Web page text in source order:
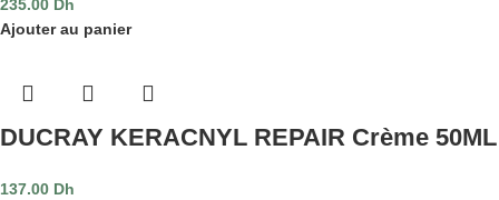
235.00 Dh
Ajouter au panier
DUCRAY KERACNYL REPAIR Crème 50ML
137.00 Dh